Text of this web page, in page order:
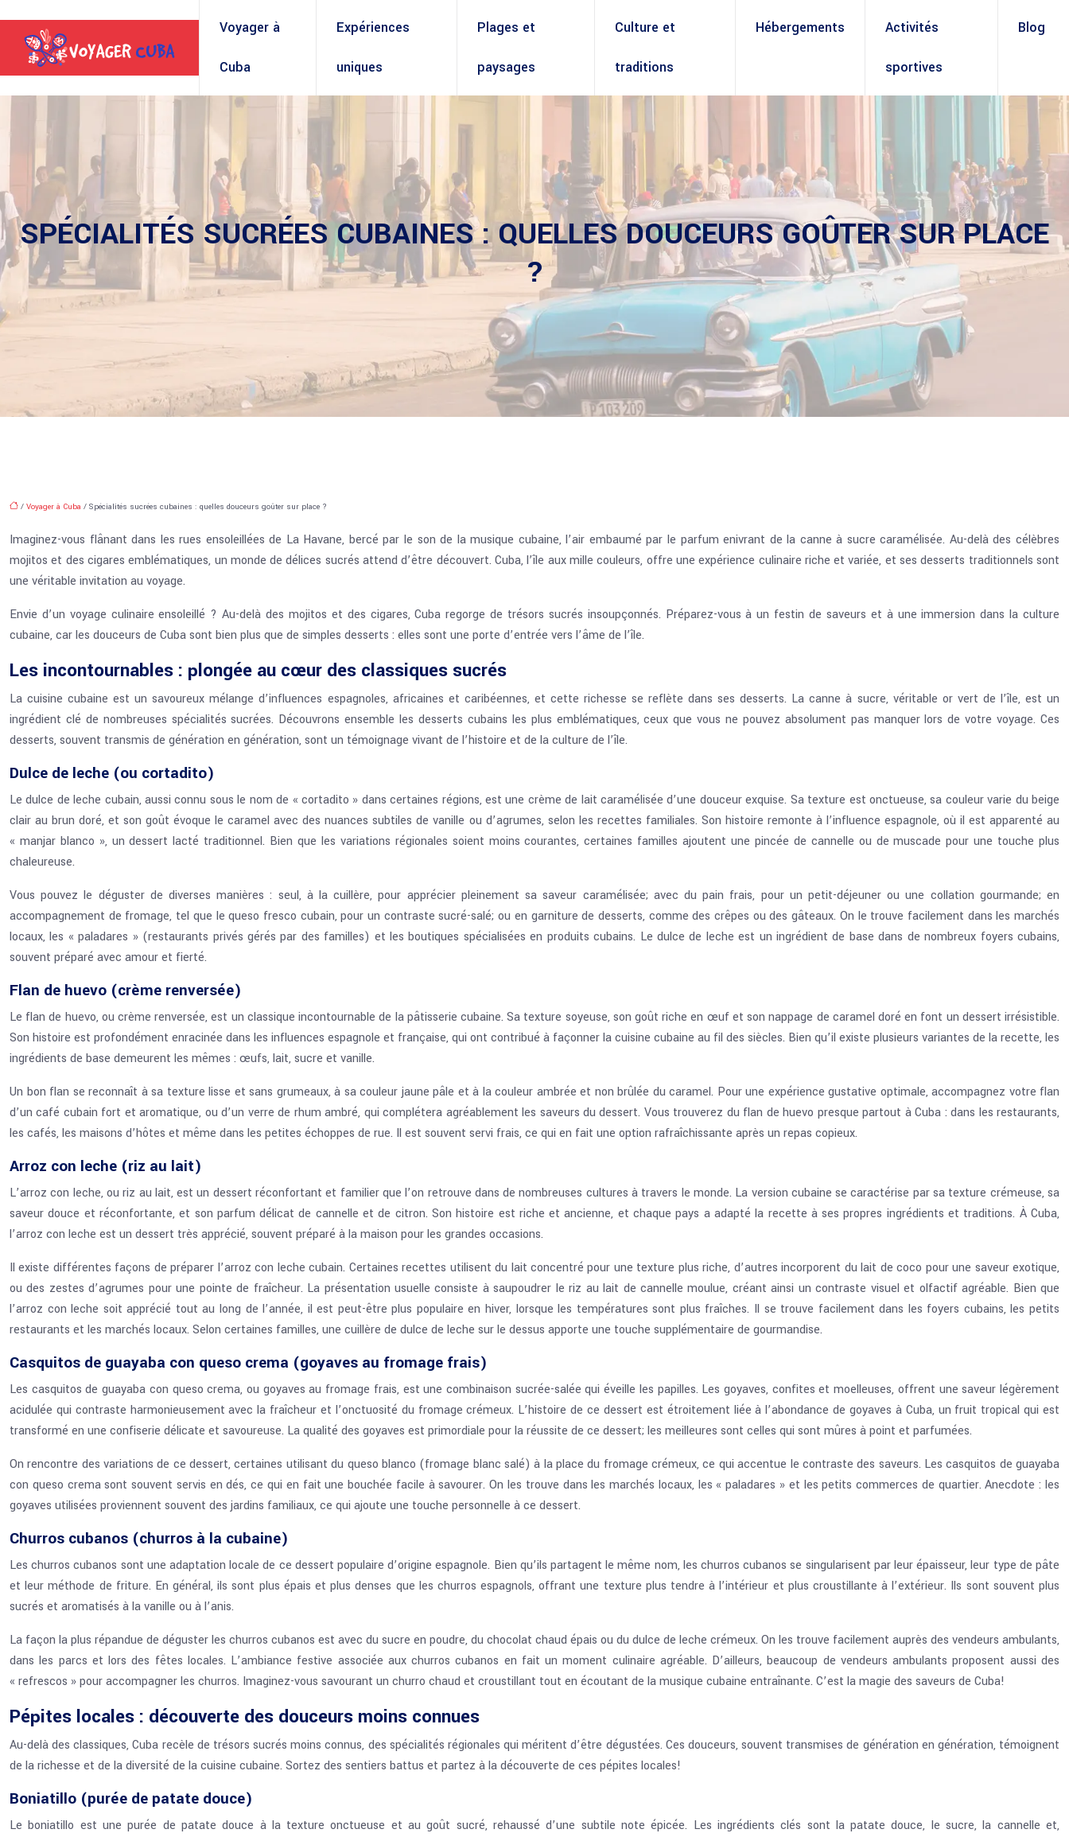
Voyager à
Cuba
Expériences
uniques
Plages et
paysages
Culture et
traditions
Hébergements Activités
sportives
Blog
SPÉCIALITÉS SUCRÉES CUBAINES : QUELLES DOUCEURS GOÛTER SUR PLACE
?
/ Voyager à Cuba / Spécialités sucrées cubaines : quelles douceurs goûter sur place ?
Imaginez-vous flânant dans les rues ensoleillées de La Havane, bercé par le son de la musique cubaine, l’air embaumé par le parfum enivrant de la canne à sucre caramélisée. Au-delà des célèbres
mojitos et des cigares emblématiques, un monde de délices sucrés attend d’être découvert. Cuba, l’île aux mille couleurs, offre une expérience culinaire riche et variée, et ses desserts traditionnels sont
une véritable invitation au voyage.
Envie d’un voyage culinaire ensoleillé ? Au-delà des mojitos et des cigares, Cuba regorge de trésors sucrés insoupçonnés. Préparez-vous à un festin de saveurs et à une immersion dans la culture
cubaine, car les douceurs de Cuba sont bien plus que de simples desserts : elles sont une porte d’entrée vers l’âme de l’île.
Les incontournables : plongée au cœur des classiques sucrés
La cuisine cubaine est un savoureux mélange d’influences espagnoles, africaines et caribéennes, et cette richesse se reflète dans ses desserts. La canne à sucre, véritable or vert de l’île, est un
ingrédient clé de nombreuses spécialités sucrées. Découvrons ensemble les desserts cubains les plus emblématiques, ceux que vous ne pouvez absolument pas manquer lors de votre voyage. Ces
desserts, souvent transmis de génération en génération, sont un témoignage vivant de l’histoire et de la culture de l’île.
Dulce de leche (ou cortadito)
Le dulce de leche cubain, aussi connu sous le nom de « cortadito » dans certaines régions, est une crème de lait caramélisée d’une douceur exquise. Sa texture est onctueuse, sa couleur varie du beige
clair au brun doré, et son goût évoque le caramel avec des nuances subtiles de vanille ou d’agrumes, selon les recettes familiales. Son histoire remonte à l’influence espagnole, où il est apparenté au
« manjar blanco », un dessert lacté traditionnel. Bien que les variations régionales soient moins courantes, certaines familles ajoutent une pincée de cannelle ou de muscade pour une touche plus
chaleureuse.
Vous pouvez le déguster de diverses manières : seul, à la cuillère, pour apprécier pleinement sa saveur caramélisée; avec du pain frais, pour un petit-déjeuner ou une collation gourmande; en
accompagnement de fromage, tel que le queso fresco cubain, pour un contraste sucré-salé; ou en garniture de desserts, comme des crêpes ou des gâteaux. On le trouve facilement dans les marchés
locaux, les « paladares » (restaurants privés gérés par des familles) et les boutiques spécialisées en produits cubains. Le dulce de leche est un ingrédient de base dans de nombreux foyers cubains,
souvent préparé avec amour et fierté.
Flan de huevo (crème renversée)
Le flan de huevo, ou crème renversée, est un classique incontournable de la pâtisserie cubaine. Sa texture soyeuse, son goût riche en œuf et son nappage de caramel doré en font un dessert irrésistible.
Son histoire est profondément enracinée dans les influences espagnole et française, qui ont contribué à façonner la cuisine cubaine au fil des siècles. Bien qu’il existe plusieurs variantes de la recette, les
ingrédients de base demeurent les mêmes : œufs, lait, sucre et vanille.
Un bon flan se reconnaît à sa texture lisse et sans grumeaux, à sa couleur jaune pâle et à la couleur ambrée et non brûlée du caramel. Pour une expérience gustative optimale, accompagnez votre flan
d’un café cubain fort et aromatique, ou d’un verre de rhum ambré, qui complétera agréablement les saveurs du dessert. Vous trouverez du flan de huevo presque partout à Cuba : dans les restaurants,
les cafés, les maisons d’hôtes et même dans les petites échoppes de rue. Il est souvent servi frais, ce qui en fait une option rafraîchissante après un repas copieux.
Arroz con leche (riz au lait)
L’arroz con leche, ou riz au lait, est un dessert réconfortant et familier que l’on retrouve dans de nombreuses cultures à travers le monde. La version cubaine se caractérise par sa texture crémeuse, sa
saveur douce et réconfortante, et son parfum délicat de cannelle et de citron. Son histoire est riche et ancienne, et chaque pays a adapté la recette à ses propres ingrédients et traditions. À Cuba,
l’arroz con leche est un dessert très apprécié, souvent préparé à la maison pour les grandes occasions.
Il existe différentes façons de préparer l’arroz con leche cubain. Certaines recettes utilisent du lait concentré pour une texture plus riche, d’autres incorporent du lait de coco pour une saveur exotique,
ou des zestes d’agrumes pour une pointe de fraîcheur. La présentation usuelle consiste à saupoudrer le riz au lait de cannelle moulue, créant ainsi un contraste visuel et olfactif agréable. Bien que
l’arroz con leche soit apprécié tout au long de l’année, il est peut-être plus populaire en hiver, lorsque les températures sont plus fraîches. Il se trouve facilement dans les foyers cubains, les petits
restaurants et les marchés locaux. Selon certaines familles, une cuillère de dulce de leche sur le dessus apporte une touche supplémentaire de gourmandise.
Casquitos de guayaba con queso crema (goyaves au fromage frais)
Les casquitos de guayaba con queso crema, ou goyaves au fromage frais, est une combinaison sucrée-salée qui éveille les papilles. Les goyaves, confites et moelleuses, offrent une saveur légèrement
acidulée qui contraste harmonieusement avec la fraîcheur et l’onctuosité du fromage crémeux. L’histoire de ce dessert est étroitement liée à l’abondance de goyaves à Cuba, un fruit tropical qui est
transformé en une confiserie délicate et savoureuse. La qualité des goyaves est primordiale pour la réussite de ce dessert; les meilleures sont celles qui sont mûres à point et parfumées.
On rencontre des variations de ce dessert, certaines utilisant du queso blanco (fromage blanc salé) à la place du fromage crémeux, ce qui accentue le contraste des saveurs. Les casquitos de guayaba
con queso crema sont souvent servis en dés, ce qui en fait une bouchée facile à savourer. On les trouve dans les marchés locaux, les « paladares » et les petits commerces de quartier. Anecdote : les
goyaves utilisées proviennent souvent des jardins familiaux, ce qui ajoute une touche personnelle à ce dessert.
Churros cubanos (churros à la cubaine)
Les churros cubanos sont une adaptation locale de ce dessert populaire d’origine espagnole. Bien qu’ils partagent le même nom, les churros cubanos se singularisent par leur épaisseur, leur type de pâte
et leur méthode de friture. En général, ils sont plus épais et plus denses que les churros espagnols, offrant une texture plus tendre à l’intérieur et plus croustillante à l’extérieur. Ils sont souvent plus
sucrés et aromatisés à la vanille ou à l’anis.
La façon la plus répandue de déguster les churros cubanos est avec du sucre en poudre, du chocolat chaud épais ou du dulce de leche crémeux. On les trouve facilement auprès des vendeurs ambulants,
dans les parcs et lors des fêtes locales. L’ambiance festive associée aux churros cubanos en fait un moment culinaire agréable. D’ailleurs, beaucoup de vendeurs ambulants proposent aussi des
« refrescos » pour accompagner les churros. Imaginez-vous savourant un churro chaud et croustillant tout en écoutant de la musique cubaine entraînante. C’est la magie des saveurs de Cuba!
Pépites locales : découverte des douceurs moins connues
Au-delà des classiques, Cuba recèle de trésors sucrés moins connus, des spécialités régionales qui méritent d’être dégustées. Ces douceurs, souvent transmises de génération en génération, témoignent
de la richesse et de la diversité de la cuisine cubaine. Sortez des sentiers battus et partez à la découverte de ces pépites locales!
Boniatillo (purée de patate douce)
Le boniatillo est une purée de patate douce à la texture onctueuse et au goût sucré, rehaussé d’une subtile note épicée. Les ingrédients clés sont la patate douce, le sucre, la cannelle et,